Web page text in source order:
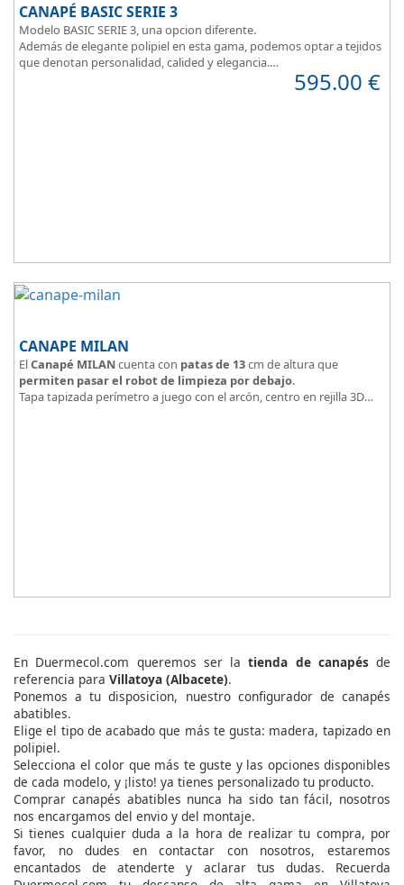
CANAPÉ BASIC SERIE 3
Modelo BASIC SERIE 3, una opcion diferente.
Además de elegante polipiel en esta gama, podemos optar a tejidos
que denotan personalidad, calided y elegancia.
595.00 €
CANAPE MILAN
ElCanapé MILANcuenta con patas de 13cm de altura que
permiten pasar el robot de limpieza por debajo.
Tapa tapizada perímetro a juego con el arcón, centro en rejilla 3D
En Duermecol.com queremos ser latienda de canapésde
referencia para Villatoya (Albacete).
Ponemos a tu disposicion, nuestro configurador de canapés
abatibles.
Elige el tipo de acabado que más te gusta: madera, tapizado en
polipiel.
Selecciona el color que más te guste y las opciones disponibles
de cada modelo, y ¡listo! ya tienes personalizado tu producto.
Comprar canapés abatibles nunca ha sido tan fácil, nosotros
nos encargamos del envio y del montaje.
Si tienes cualquier duda a la hora de realizar tu compra, por
favor, no dudes en contactar con nosotros, estaremos
encantados de atenderte y aclarar tus dudas. Recuerda